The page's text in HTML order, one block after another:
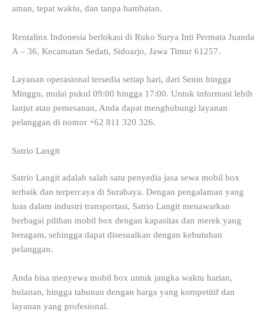
aman, tepat waktu, dan tanpa hambatan.
Rentalinx Indonesia berlokasi di Ruko Surya Inti Permata Juanda
A – 36, Kecamatan Sedati, Sidoarjo, Jawa Timur 61257.
Layanan operasional tersedia setiap hari, dari Senin hingga
Minggu, mulai pukul 09:00 hingga 17:00. Untuk informasi lebih
lanjut atau pemesanan, Anda dapat menghubungi layanan
pelanggan di nomor +62 811 320 326.
Satrio Langit
Satrio Langit adalah salah satu penyedia jasa sewa mobil box
terbaik dan terpercaya di Surabaya. Dengan pengalaman yang
luas dalam industri transportasi, Satrio Langit menawarkan
berbagai pilihan mobil box dengan kapasitas dan merek yang
beragam, sehingga dapat disesuaikan dengan kebutuhan
pelanggan.
Anda bisa menyewa mobil box untuk jangka waktu harian,
bulanan, hingga tahunan dengan harga yang kompetitif dan
layanan yang profesional.